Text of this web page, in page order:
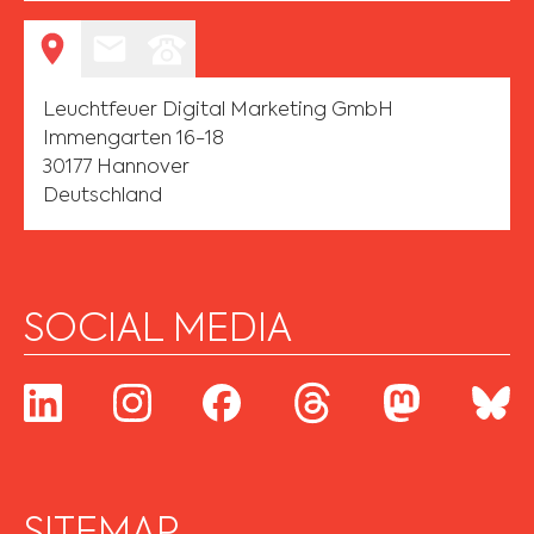
Leuchtfeuer Digital Marketing GmbH
Immengarten 16-18
30177 Hannover
Deutschland
SOCIAL MEDIA